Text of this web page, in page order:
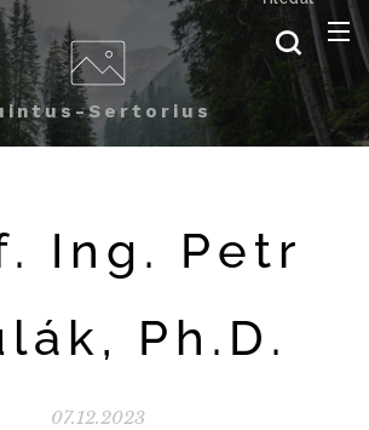
Sertorius
Ing. Petr
Ph.D.
07.12.2023